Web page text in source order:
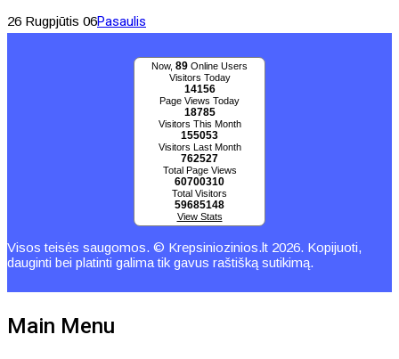
26 Rugpjūtis 06Pasaulis
Now, 89 Online Users
Visitors Today
14156
Page Views Today
18785
Visitors This Month
155053
Visitors Last Month
762527
Total Page Views
60700310
Total Visitors
59685148
View Stats
Visos teisės saugomos. © Krepsiniozinios.lt 2026. Kopijuoti,
dauginti bei platinti galima tik gavus raštišką sutikimą.
Main Menu